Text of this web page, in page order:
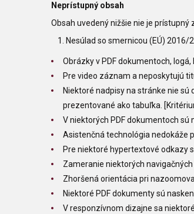
Neprístupný obsah
Obsah uvedený nižšie nie je prístupný
Nesúlad so smernicou (EÚ)
Obrázky v PDF dokumentoch,
Pre video záznam a neposkytujú
Niektoré nadpisy na stránke nie
prezentované ako tabuľka.
V niektorých PDF dokumentoch
Asistenčná technológia nedokáže
Pre niektoré hypertextové odkazy
Zameranie niektorých
Zhoršená orientácia pri
Niektoré PDF dokumenty sú
V responzívnom dizajne sa